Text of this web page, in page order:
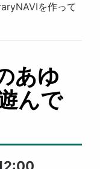
を作って
あゆ
んで